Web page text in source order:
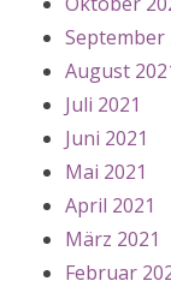
September
August
Juli 2021
Juni 2021
Mai 2021
April 2021
März 2021
Februar